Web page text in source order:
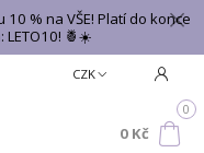
% na VŠE! Platí do konce
LETO10! 🍍☀️
CZK
0
0 Kč